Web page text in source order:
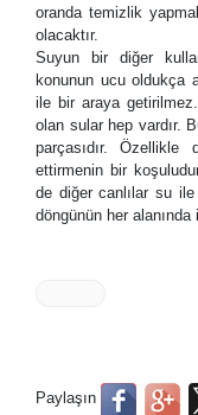
oranda temizlik
olacaktır.
Suyun bir diğer
konunun ucu oldukça
ile bir araya
olan sular hep vardır.
parçasıdır. Özellikle
ettirmenin bir
de diğer canlılar su
döngünün her alanında
Paylaşın